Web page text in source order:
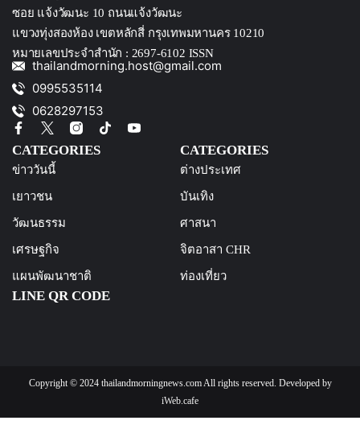
ซอย แจ้งวัฒนะ 10 ถนนแจ้งวัฒนะ
แขวงทุ่งสองห้อง เขตหลักสี่ กรุงเทพมหานคร 10210
หมายเลขประจำสำนัก : 2697-6102 ISSN
thailandmorning.host@gmail.com
0995535114
0628297153
CATEGORIES
ข่าววันนี้
เยาวชน
วัฒนธรรม
เศรษฐกิจ
แผนพัฒนาชาติ
CATEGORIES
ต่างประเทศ
บันเทิง
ศาสนา
จิตอาสา CHR
ท่องเที่ยว
LINE QR CODE
Copyright © 2024 thailandmorningnews.com All rights reserved. Developed by
iWeb.cafe